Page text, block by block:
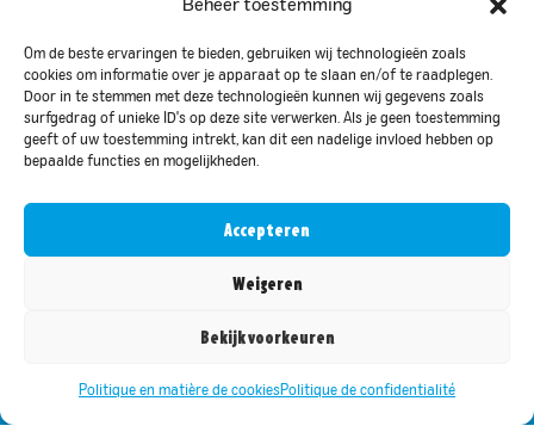
Beheer toestemming
Om de beste ervaringen te bieden, gebruiken wij technologieën zoals
cookies om informatie over je apparaat op te slaan en/of te raadplegen.
Door in te stemmen met deze technologieën kunnen wij gegevens zoals
surfgedrag of unieke ID's op deze site verwerken. Als je geen toestemming
geeft of uw toestemming intrekt, kan dit een nadelige invloed hebben op
bepaalde functies en mogelijkheden.
Accepteren
Weigeren
Bekijk voorkeuren
Politique en matière de cookiesPolitique de confidentialité
Divers
Campagnes et actions promotionnelles
Inspiration et conseils
Restez au courant des meilleures promotions
dernières mises à jour et promotions.